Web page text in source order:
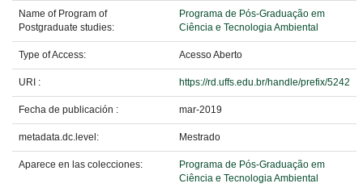
Name of Program of
Postgraduate studies:
Programa de Pós-Graduação em
Ciência e Tecnologia Ambiental
Type of Access: Acesso Aberto
URI : https://rd.uffs.edu.br/handle/prefix/5242
Fecha de publicación : mar-2019
metadata.dc.level: Mestrado
Aparece en las colecciones:
Programa de Pós-Graduação em
Ciência e Tecnologia Ambiental